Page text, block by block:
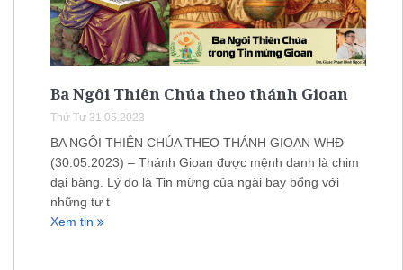
Ba Ngôi Thiên Chúa theo thánh Gioan
Thứ Tư 31.05.2023
BA NGÔI THIÊN CHÚA THEO THÁNH GIOAN WHĐ
(30.05.2023) – Thánh Gioan được mệnh danh là chim
đại bàng. Lý do là Tin mừng của ngài bay bổng với
những tư t
Xem tin